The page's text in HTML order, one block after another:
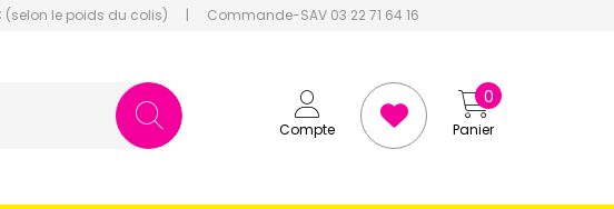
le poids du colis) | Commande-SAV 03 22 71 64 16
Compte Panier
0